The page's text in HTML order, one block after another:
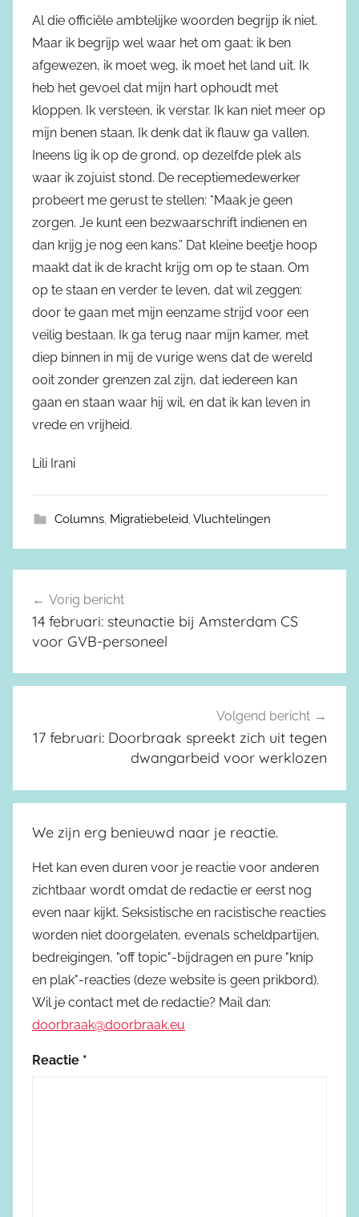
Al die officiële ambtelijke woorden begrijp ik niet.
Maar ik begrijp wel waar het om gaat: ik ben
afgewezen, ik moet weg, ik moet het land uit. Ik
heb het gevoel dat mijn hart ophoudt met
kloppen. Ik versteen, ik verstar. Ik kan niet meer op
mijn benen staan. Ik denk dat ik flauw ga vallen.
Ineens lig ik op de grond, op dezelfde plek als
waar ik zojuist stond. De receptiemedewerker
probeert me gerust te stellen: “Maak je geen
zorgen. Je kunt een bezwaarschrift indienen en
dan krijg je nog een kans.” Dat kleine beetje hoop
maakt dat ik de kracht krijg om op te staan. Om
op te staan en verder te leven, dat wil zeggen:
door te gaan met mijn eenzame strijd voor een
veilig bestaan. Ik ga terug naar mijn kamer, met
diep binnen in mij de vurige wens dat de wereld
ooit zonder grenzen zal zijn, dat iedereen kan
gaan en staan waar hij wil, en dat ik kan leven in
vrede en vrijheid.
Lili Irani
Columns, Migratiebeleid,Vluchtelingen
Berichtnavigatie
Vorig bericht
14 februari: steunactie bij Amsterdam CS
voor GVB-personeel
Volgend bericht
17 februari: Doorbraak spreekt zich uit tegen
dwangarbeid voor werklozen
We zijn erg benieuwd naar je reactie.
Het kan even duren voor je reactie voor anderen
zichtbaar wordt omdat de redactie er eerst nog
even naar kijkt. Seksistische en racistische reacties
worden niet doorgelaten, evenals scheldpartijen,
bedreigingen, "off topic"-bijdragen en pure "knip
en plak"-reacties (deze website is geen prikbord).
Wil je contact met de redactie? Mail dan:
doorbraak@doorbraak.eu
Reactie *